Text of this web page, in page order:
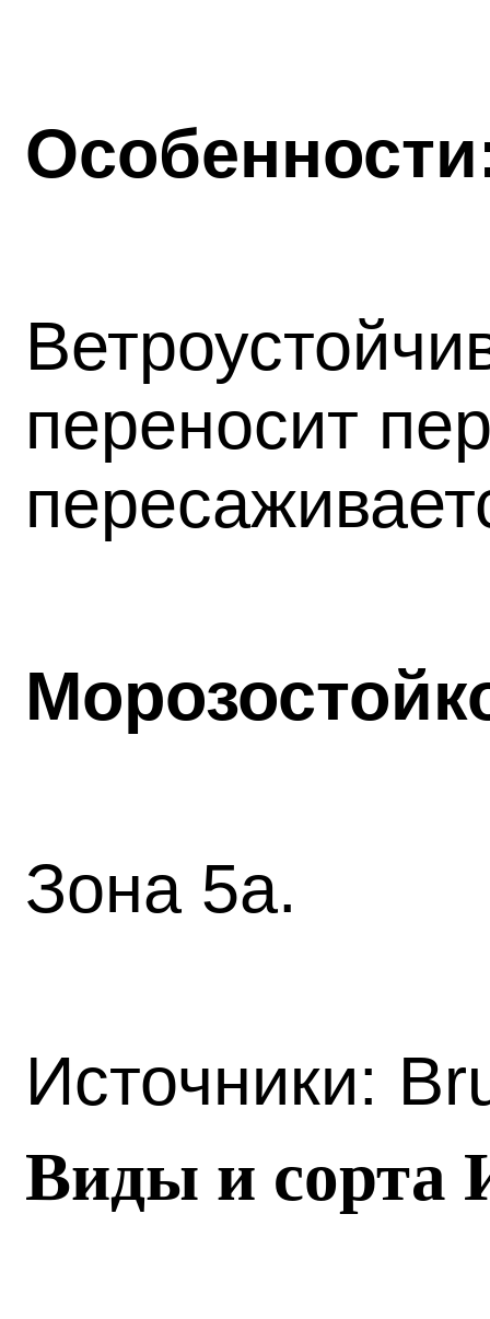
переносит
Зона 5а.
Источники:
Виды и сорта